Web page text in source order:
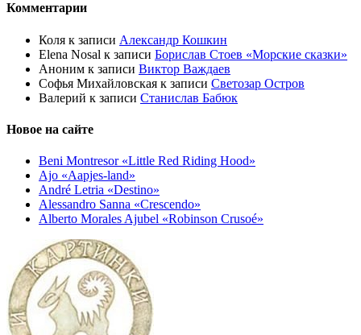
Комментарии
Коля к записи Александр Кошкин
Elena Nosal к записи Борислав Стоев «Морские сказки»
Аноним к записи Виктор Важдаев
Софья Михайловская к записи Светозар Остров
Валерий к записи Станислав Бабюк
Новое на сайте
Beni Montresor «Little Red Riding Hood»
Ajo «Aapjes-land»
André Letria «Destino»
Alessandro Sanna «Crescendo»
Alberto Morales Ajubel «Robinson Crusoé»